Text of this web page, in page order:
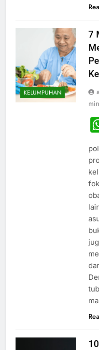
KELUMPUHAN
7